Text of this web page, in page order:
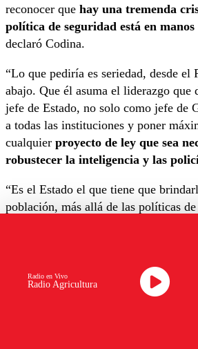
reconocer que hay una tremenda
política de seguridad está en manos
declaró Codina.
“Lo que pediría es seriedad, desde el
abajo. Que él asuma el liderazgo que
jefe de Estado, no solo como jefe de
a todas las instituciones y poner
cualquier proyecto de ley que sea
robustecer la inteligencia y las
“Es el Estado el que tiene que
población, más allá de las políticas de
un Cesfam en Puente Alto, el alcalde
recibido ni siquiera un llamado de
Radio Agricultura
Radio en Vivo